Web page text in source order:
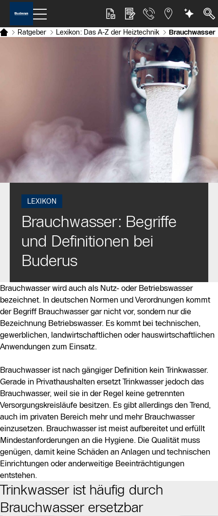
Ratgeber Lexikon: Das A-Z der Heiztechnik Brauchwasser
LEXIKON
Brauchwasser: Begriffe
und Definitionen bei
Buderus
Brauchwasser wird auch als Nutz- oder Betriebswasser
bezeichnet. In deutschen Normen und Verordnungen kommt
der Begriff Brauchwasser gar nicht vor, sondern nur die
Bezeichnung Betriebswasser. Es kommt bei technischen,
gewerblichen, landwirtschaftlichen oder hauswirtschaftlichen
Anwendungen zum Einsatz.
Brauchwasser ist nach gängiger Definition kein Trinkwasser.
Gerade in Privathaushalten ersetzt Trinkwasser jedoch das
Brauchwasser, weil sie in der Regel keine getrennten
Versorgungskreisläufe besitzen. Es gibt allerdings den Trend,
auch im privaten Bereich mehr und mehr Brauchwasser
einzusetzen. Brauchwasser ist meist aufbereitet und erfüllt
Mindestanforderungen an die Hygiene. Die Qualität muss
genügen, damit keine Schäden an Anlagen und technischen
Einrichtungen oder anderweitige Beeinträchtigungen
entstehen.
Trinkwasser ist häufig durch
Brauchwasser ersetzbar